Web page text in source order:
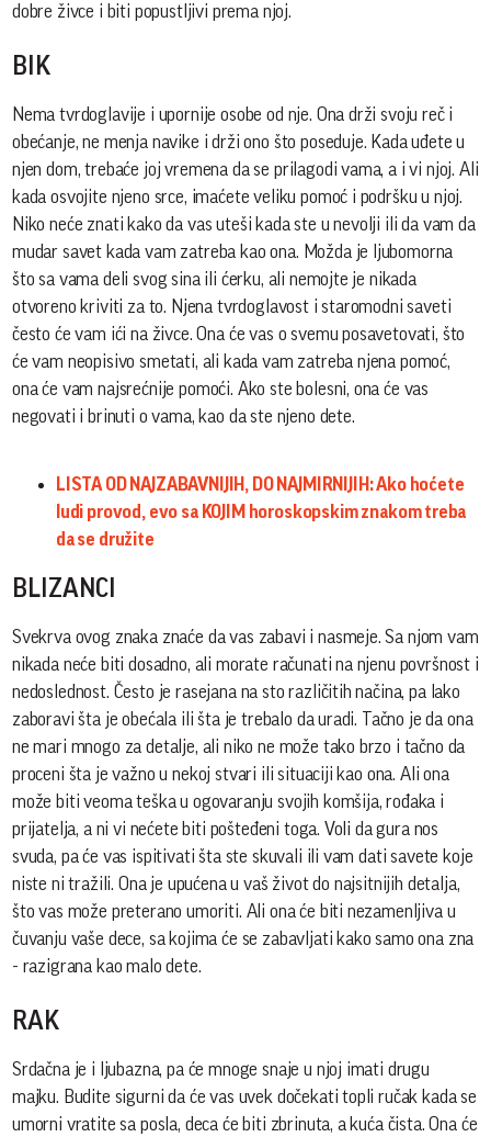
dobre živce i biti popustljivi prema njoj.
BIK
Nema tvrdoglavije i upornije osobe od nje. Ona drži svoju reč i
obećanje, ne menja navike i drži ono što poseduje. Kada uđete u
njen dom, trebaće joj vremena da se prilagodi vama, a i vi njoj. Ali
kada osvojite njeno srce, imaćete veliku pomoć i podršku u njoj.
Niko neće znati kako da vas uteši kada ste u nevolji ili da vam da
mudar savet kada vam zatreba kao ona. Možda je ljubomorna
što sa vama deli svog sina ili ćerku, ali nemojte je nikada
otvoreno kriviti za to. Njena tvrdoglavost i staromodni saveti
često će vam ići na živce. Ona će vas o svemu posavetovati, što
će vam neopisivo smetati, ali kada vam zatreba njena pomoć,
ona će vam najsrećnije pomoći. Ako ste bolesni, ona će vas
negovati i brinuti o vama, kao da ste njeno dete.
LISTA OD NAJZABAVNIJIH, DO NAJMIRNIJIH: Ako hoćete
ludi provod, evo sa KOJIM horoskopskim znakom treba
da se družite
BLIZANCI
Svekrva ovog znaka znaće da vas zabavi i nasmeje. Sa njom vam
nikada neće biti dosadno, ali morate računati na njenu površnost i
nedoslednost. Često je rasejana na sto različitih načina, pa lako
zaboravi šta je obećala ili šta je trebalo da uradi. Tačno je da ona
ne mari mnogo za detalje, ali niko ne može tako brzo i tačno da
proceni šta je važno u nekoj stvari ili situaciji kao ona. Ali ona
može biti veoma teška u ogovaranju svojih komšija, rođaka i
prijatelja, a ni vi nećete biti pošteđeni toga. Voli da gura nos
svuda, pa će vas ispitivati šta ste skuvali ili vam dati savete koje
niste ni tražili. Ona je upućena u vaš život do najsitnijih detalja,
što vas može preterano umoriti. Ali ona će biti nezamenljiva u
čuvanju vaše dece, sa kojima će se zabavljati kako samo ona zna
- razigrana kao malo dete.
RAK
Srdačna je i ljubazna, pa će mnoge snaje u njoj imati drugu
majku. Budite sigurni da će vas uvek dočekati topli ručak kada se
umorni vratite sa posla, deca će biti zbrinuta, a kuća čista. Ona će